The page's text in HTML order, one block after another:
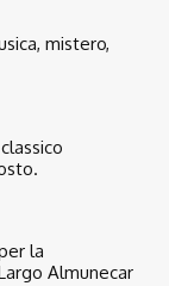
mistero,
la
Almunecar